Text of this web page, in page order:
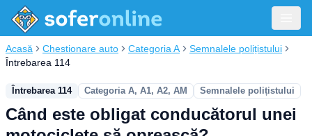
Acasă Chestionare auto Categoria A
Semnalele polițistului
Întrebarea 114
Întrebarea 114 Categoria A, A1, A2, AM Semnalele polițistului
Când este obligat conducătorul unei